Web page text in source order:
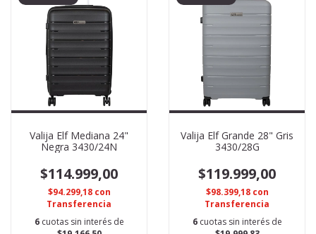
Valija Elf Mediana 24"
Negra 3430/24N
$114.999,00
$94.299,18 con
Transferencia
6 cuotas sin interés de
Valija Elf Grande 28" Gris
3430/28G
$119.999,00
$98.399,18 con
Transferencia
6 cuotas sin interés de